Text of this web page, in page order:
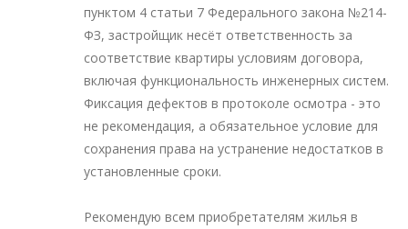
пунктом 4 статьи 7 Федерального закона №214-
ФЗ, застройщик несёт ответственность за
соответствие квартиры условиям договора,
включая функциональность инженерных систем.
Фиксация дефектов в протоколе осмотра - это
не рекомендация, а обязательное условие для
сохранения права на устранение недостатков в
установленные сроки.
Рекомендую всем приобретателям жилья в